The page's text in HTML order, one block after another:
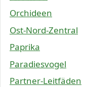
Orchideen
Ost-Nord-Zentral
Paprika
Paradiesvogel
Partner-Leitfäden